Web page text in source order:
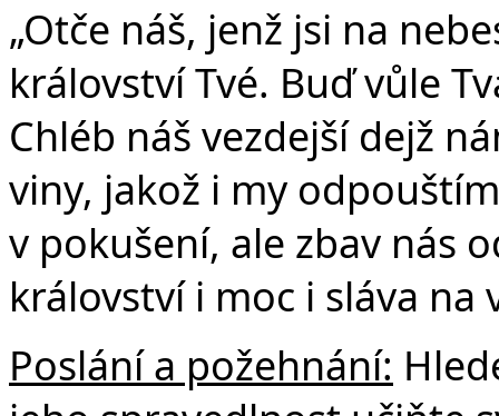
„Otče náš, jenž jsi na
království Tvé. Buď vůle
Chléb náš vezdejší dejž
viny, jakož i my
v pokušení, ale zbav nás
království i moc i sláva na
Poslání a požehnání: